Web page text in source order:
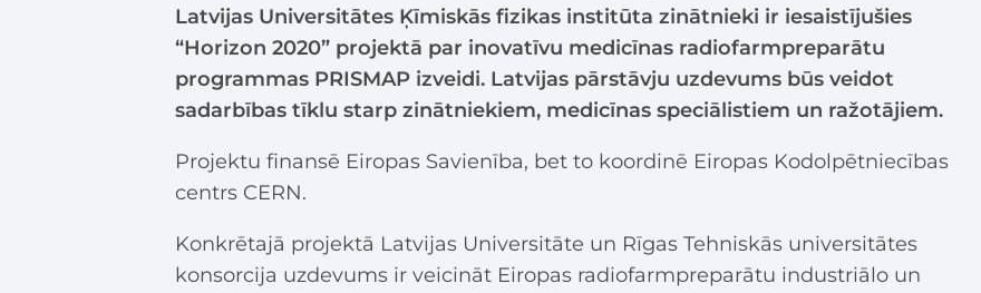
Latvijas Universitātes Ķīmiskās fizikas institūta zinātnieki ir iesaistījušies
“Horizon 2020” projektā par inovatīvu medicīnas radiofarmpreparātu
programmas PRISMAP izveidi. Latvijas pārstāvju uzdevums būs veidot
sadarbības tīklu starp zinātniekiem, medicīnas speciālistiem un ražotājiem.
Projektu finansē Eiropas Savienība, bet to koordinē Eiropas Kodolpētniecības
centrs CERN.
Konkrētajā projektā Latvijas Universitāte un Rīgas Tehniskās universitātes
konsorcija uzdevums ir veicināt Eiropas radiofarmpreparātu industriālo un